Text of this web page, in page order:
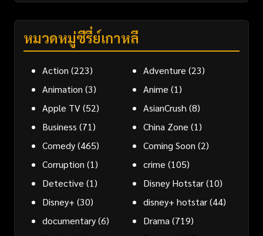
หมวดหมู่ซีรี่ย์เกาหลี
Action (223) Adventure (23)
Animation (3) Anime (1)
Apple TV(52) AsianCrush (8)
Business (71) China Zone (1)
Comedy(465) Coming Soon (2)
Corruption (1) crime (105)
Detective (1) Disney Hotstar(10)
Disney+ (30) disney+ hotstar(44)
documentary(6) Drama(719)